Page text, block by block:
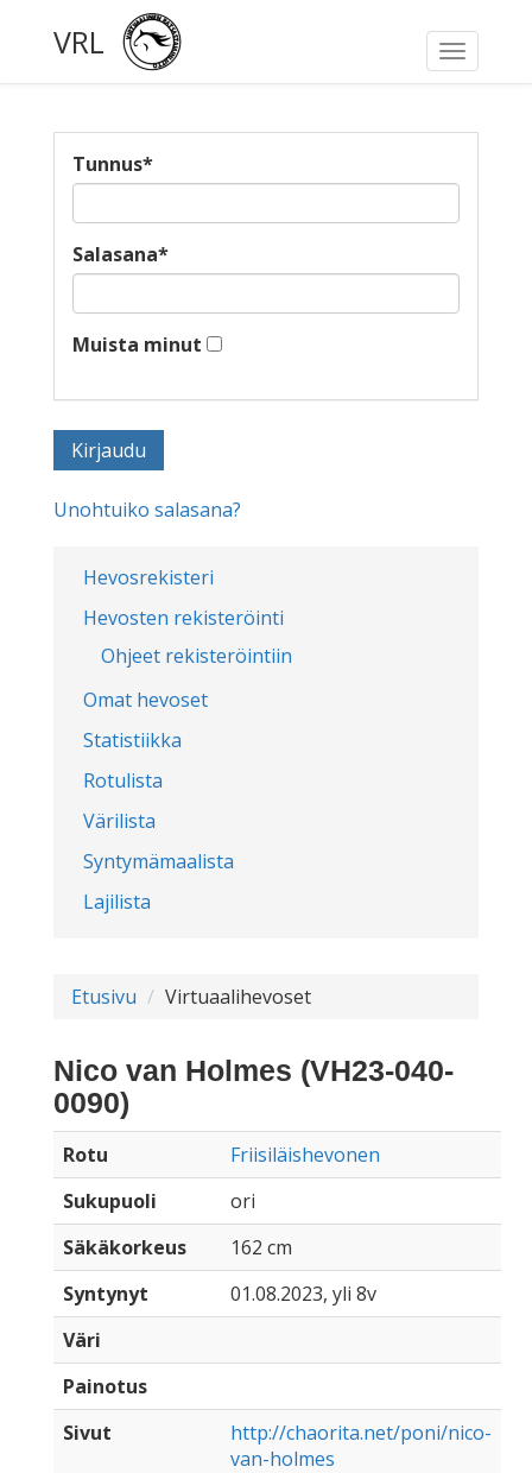
Toggle
VRL
Hevosrekisteri
Hevosten rekisteröinti
Ohjeet rekisteröintiin
Omat hevoset
Statistiikka
Rotulista
Värilista
Syntymämaalista
Lajilista
Tunnus*
Salasana*
Muista minut
Unohtuiko salasana?
Etusivu Virtuaalihevoset
Nico van Holmes (VH23-040-
0090)
Rotu
Friisiläishevonen
Sukupuoli
ori
Säkäkorkeus
162 cm
Syntynyt
01.08.2023, yli 8v
Väri
Painotus
Sivut
http://chaorita.net/poni/nico-
van-holmes